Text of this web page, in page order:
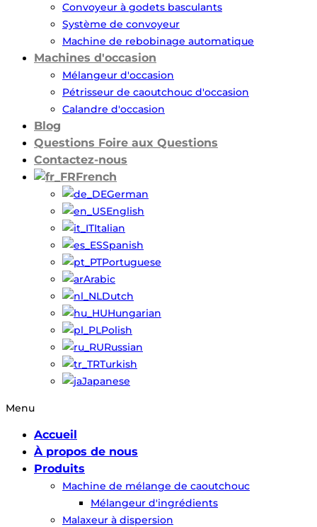
Convoyeur à godets basculants
Système de convoyeur
Machine de rebobinage automatique
Machines d'occasion
Mélangeur d'occasion
Pétrisseur de caoutchouc d'occasion
Calandre d'occasion
Blog
Questions Foire aux Questions
Contactez-nous
French
German
English
Italian
Spanish
Portuguese
Arabic
Dutch
Hungarian
Polish
Russian
Turkish
Japanese
Menu
Accueil
À propos de nous
Produits
Machine de mélange de caoutchouc
Mélangeur d'ingrédients
Malaxeur à dispersion